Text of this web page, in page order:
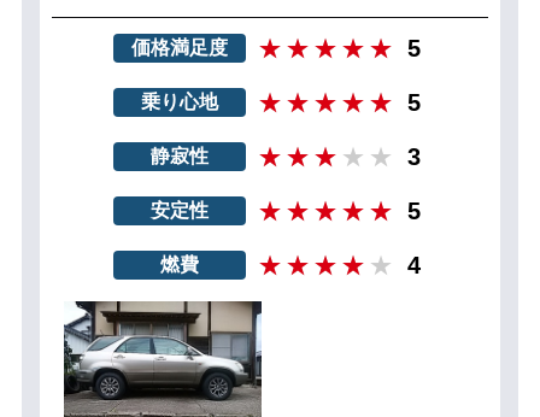
価格満足度 5
乗り心地 5
静寂性 3
安定性 5
燃費 4